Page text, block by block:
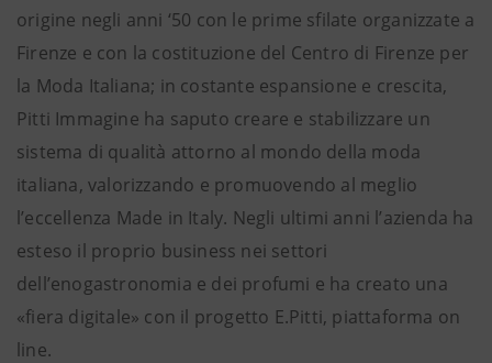
origine negli anni ‘50 con le prime sfilate organizzate a
Firenze e con la costituzione del Centro di Firenze per
la Moda Italiana; in costante espansione e crescita,
Pitti Immagine ha saputo creare e stabilizzare un
sistema di qualità attorno al mondo della moda
italiana, valorizzando e promuovendo al meglio
l’eccellenza Made in Italy. Negli ultimi anni l’azienda ha
esteso il proprio business nei settori
dell’enogastronomia e dei profumi e ha creato una
«fiera digitale» con il progetto E.Pitti, piattaforma on
line.